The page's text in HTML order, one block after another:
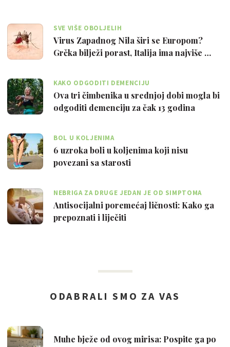
SVE VIŠE OBOLJELIH
Virus Zapadnog Nila širi se Europom?
Grčka bilježi porast, Italija ima najviše …
KAKO ODGODITI DEMENCIJU
Ova tri čimbenika u srednjoj dobi mogla bi
odgoditi demenciju za čak 13 godina
BOL U KOLJENIMA
6 uzroka boli u koljenima koji nisu
povezani sa starosti
NEBRIGA ZA DRUGE JEDAN JE OD SIMPTOMA
Antisocijalni poremećaj ličnosti: Kako ga
prepoznati i liječiti